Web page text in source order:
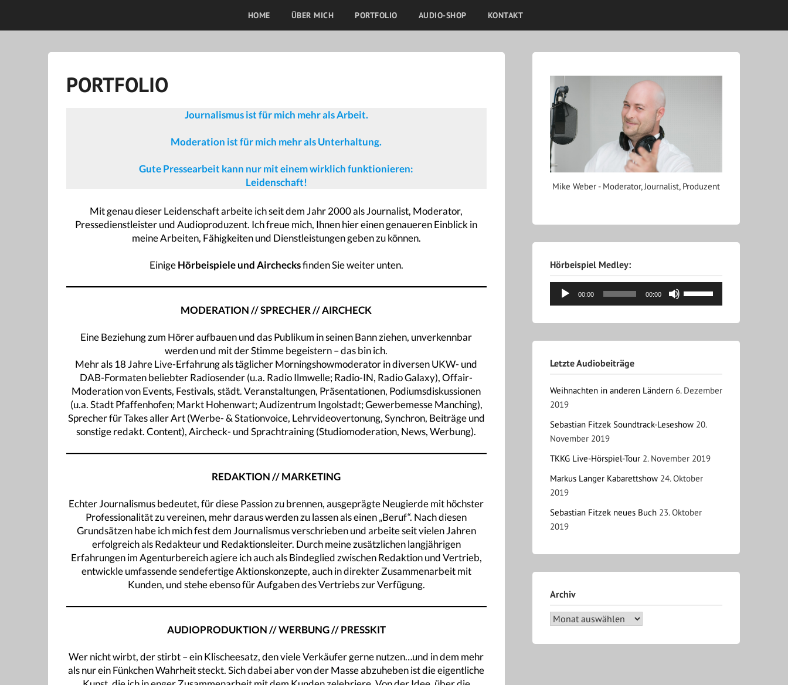
HOME ÜBER MICH PORTFOLIO AUDIO-SHOP KONTAKT
PORTFOLIO
Journalismus ist für mich mehr als Arbeit.
Moderation ist für mich mehr als Unterhaltung.
Gute Pressearbeit kann nur mit einem wirklich funktionieren:
Leidenschaft!
Mit genau dieser Leidenschaft arbeite ich seit dem Jahr 2000 als Journalist, Moderator,
Pressedienstleister und Audioproduzent. Ich freue mich, Ihnen hier einen genaueren Einblick in
meine Arbeiten, Fähigkeiten und Dienstleistungen geben zu können.
EinigeHörbeispiele und Airchecksfinden Sie weiter unten.
MODERATION // SPRECHER // AIRCHECK
Eine Beziehung zum Hörer aufbauen und das Publikum in seinen Bann ziehen, unverkennbar
werden und mit der Stimme begeistern – das bin ich.
Mehr als 18 Jahre Live-Erfahrung als täglicher Morningshowmoderator in diversen UKW- und
DAB-Formaten beliebter Radiosender (u.a. Radio Ilmwelle; Radio-IN, Radio Galaxy), Offair-
Moderation von Events, Festivals, städt. Veranstaltungen, Präsentationen, Podiumsdiskussionen
(u.a. Stadt Pfaffenhofen; Markt Hohenwart; Audizentrum Ingolstadt; Gewerbemesse Manching),
Sprecher für Takes aller Art (Werbe- & Stationvoice, Lehrvideovertonung, Synchron, Beiträge und
sonstige redakt. Content), Aircheck- und Sprachtraining (Studiomoderation, News, Werbung).
REDAKTION // MARKETING
Echter Journalismus bedeutet, für diese Passion zu brennen, ausgeprägte Neugierde mit höchster
Professionalität zu vereinen, mehr daraus werden zu lassen als einen „Beruf“. Nach diesen
Grundsätzen habe ich mich fest dem Journalismus verschrieben und arbeite seit vielen Jahren
erfolgreich als Redakteur und Redaktionsleiter. Durch meine zusätzlichen langjährigen
Erfahrungen im Agenturbereich agiere ich auch als Bindeglied zwischen Redaktion und Vertrieb,
entwickle umfassende sendefertige Aktionskonzepte, auch in direkter Zusammenarbeit mit
Kunden, und stehe ebenso für Aufgaben des Vertriebs zur Verfügung.
AUDIOPRODUKTION // WERBUNG // PRESSKIT
Wer nicht wirbt, der stirbt – ein Klischeesatz, den viele Verkäufer gerne nutzen…und in dem mehr
als nur ein Fünkchen Wahrheit steckt. Sich dabei aber von der Masse abzuheben ist die eigentliche
Mike Weber - Moderator, Journalist, Produzent
Hörbeispiel Medley:
00:00 00:00
regeln.
Letzte Audiobeiträge
Weihnachten in anderen Ländern 6. Dezember
2019
Sebastian Fitzek Soundtrack-Leseshow 20.
November 2019
TKKG Live-Hörspiel-Tour 2. November 2019
Markus Langer Kabarettshow 24. Oktober
2019
Sebastian Fitzek neues Buch 23. Oktober
2019
Archiv